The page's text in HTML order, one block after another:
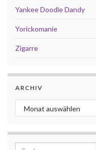
Yankee Doodle Dandy
Yorickomanie
Zigarre
ARCHIV
Archiv
Search for: